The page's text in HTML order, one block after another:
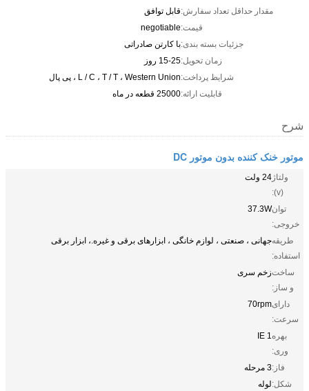
مقدار حداقل تعداد سفارش:قابل توافق
قیمت:negotiable
جزئیات بسته بندی:با کارتن صادراتی
زمان تحویل:15-25 روز
شرایط پرداخت:L / C ، T / T ، Western Union ، پی پال
قابلیت ارائه:25000 قطعه در ماه
شرح
موتور خنک کننده بدون موتور DC
ولتاژ
(v):
24 ولت
توان
خروجی:
37.3W
طریقه
استفاده:
جهانی ، صنعتی ، لوازم خانگی ، ابزارهای برقی و غیره.، ابزار برقی
ساخت
و ساز:
زخم سری
دارای
سرعت:
70rpm
بهره
وری:
IE 1
فاز:3 مرحله
شکل:لوله